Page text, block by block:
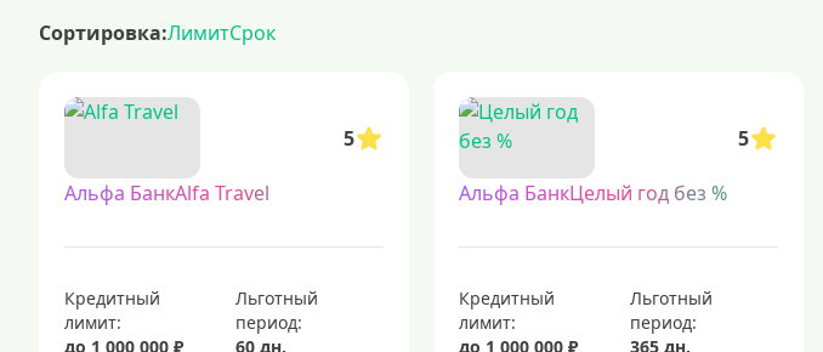
кредитные карты для лиц с испорченной кредитной историей
кредитные карты с льготным периодом 120 дней без начисления процентов
кредитки с возвратом
кредитные карты с выгодными условиями
кредитные карты visa — это популярные платежные инструменты, которые позволяют совершать
Сортировка:ЛимитСрок
5
Альфа БанкAlfa Travel
Кредитный
лимит:
до 1 000 000 ₽
Льготный
период:
60 дн.
5
Альфа БанкЦелый год без %
Кредитный
лимит:
до 1 000 000 ₽
Льготный
период:
365 дн.